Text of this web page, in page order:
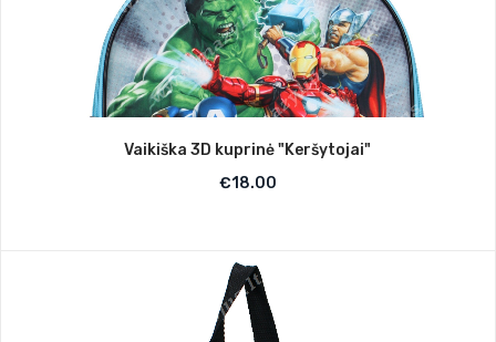
Vaikiška 3D kuprinė "Keršytojai"
€18.00